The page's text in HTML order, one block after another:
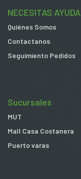
NECESITAS AYUDA
Quiénes Somos
Contactanos
Seguimiento Pedidos
Sucursales
MUT
Mall Casa Costanera
Puerto varas